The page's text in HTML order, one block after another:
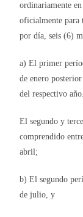
ordinariamente
oficialmente para
por día, seis (6)
a) El primer
de enero
del respectivo año.
El segundo y
comprendido
abril;
b) El segundo
de julio, y